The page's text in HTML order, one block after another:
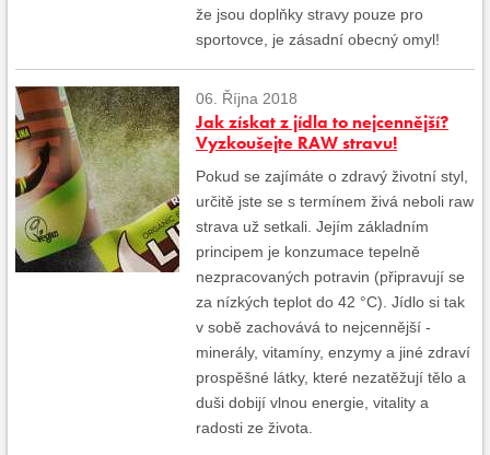
že jsou doplňky stravy pouze pro
sportovce, je zásadní obecný omyl!
06. Října 2018
Jak získat z jídla to nejcennější?
Vyzkoušejte RAW stravu!
Pokud se zajímáte o zdravý životní styl,
určitě jste se s termínem živá neboli raw
strava už setkali. Jejím základním
principem je konzumace tepelně
nezpracovaných potravin (připravují se
za nízkých teplot do 42 °C). Jídlo si tak
v sobě zachovává to nejcennější -
minerály, vitamíny, enzymy a jiné zdraví
prospěšné látky, které nezatěžují tělo a
duši dobijí vlnou energie, vitality a
radosti ze života.